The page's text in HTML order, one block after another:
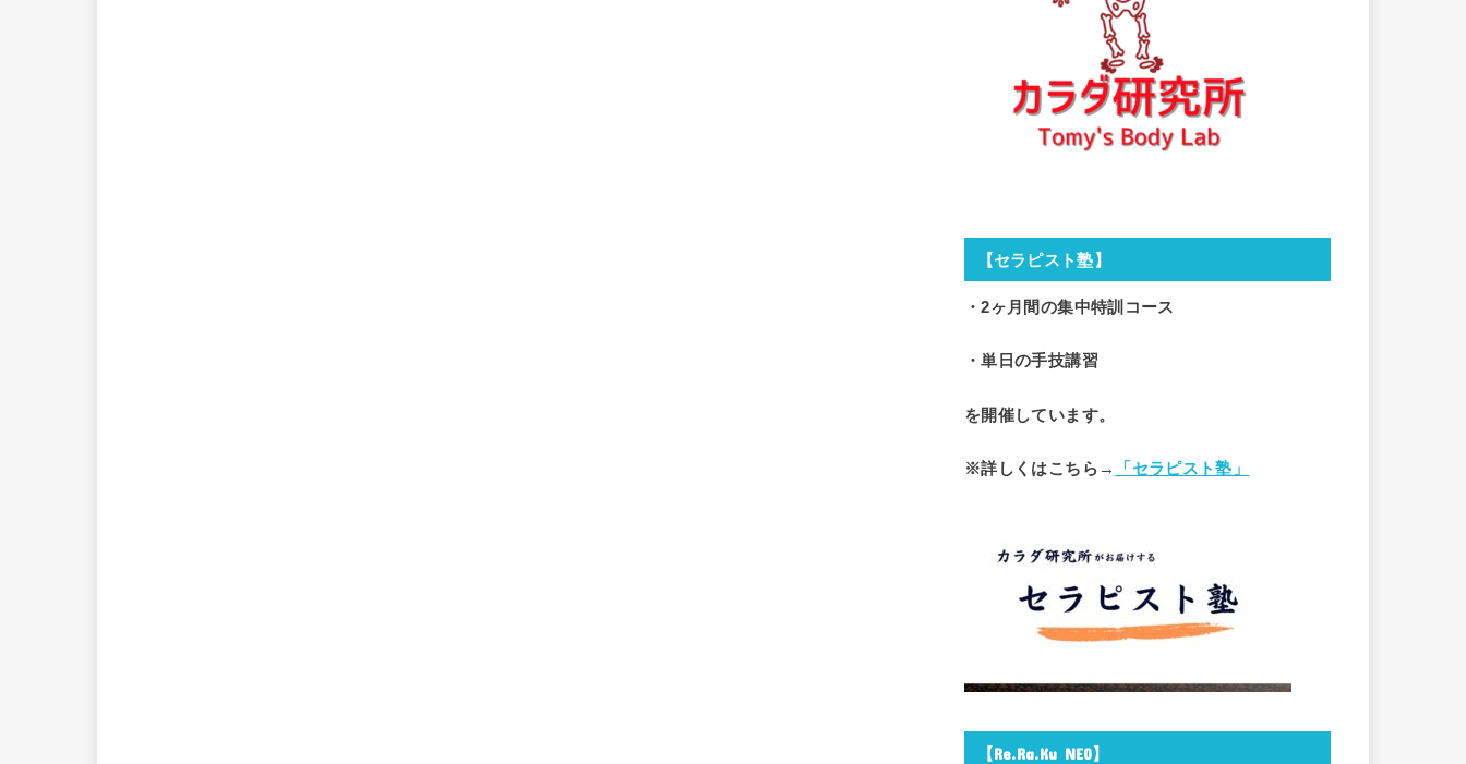
【セラピスト塾】
・2ヶ月間の集中特訓コース
・単日の手技講習
を開催しています。
※詳しくはこちら→ 「セラピスト塾」
【Re.Ra.Ku NEO】